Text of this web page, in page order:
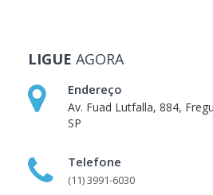
LIGUE AGORA
Endereço
Av. Fuad Lutfalla, 884,
SP
Telefone
(11) 3991-6030